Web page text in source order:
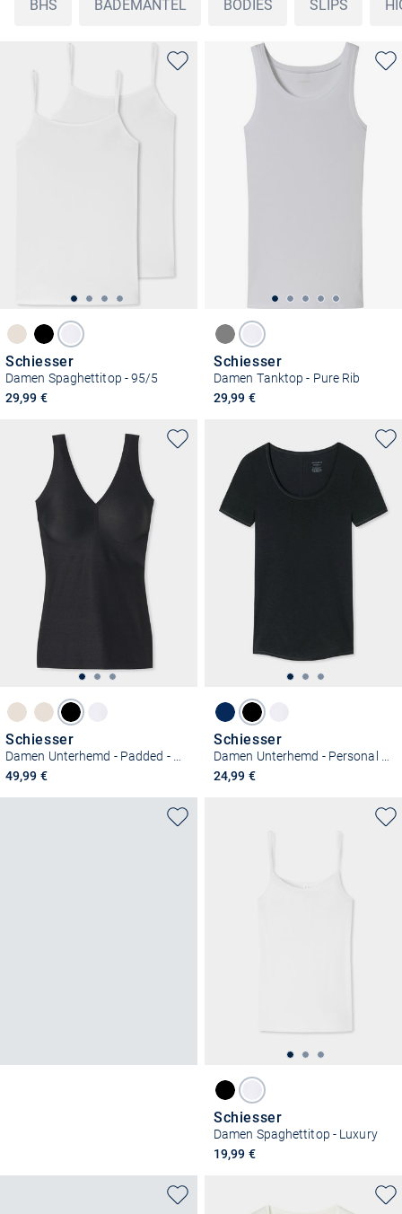
BHS BADEMÄNTEL BODIES SLIPS
Schiesser
Damen Spaghettitop - 95/5
29,99 €
Schiesser
Damen Tanktop - Pure Rib
29,99 €
Schiesser
49,99 €
Schiesser
24,99 €
Schiesser
Damen Spaghettitop - Luxury
19,99 €